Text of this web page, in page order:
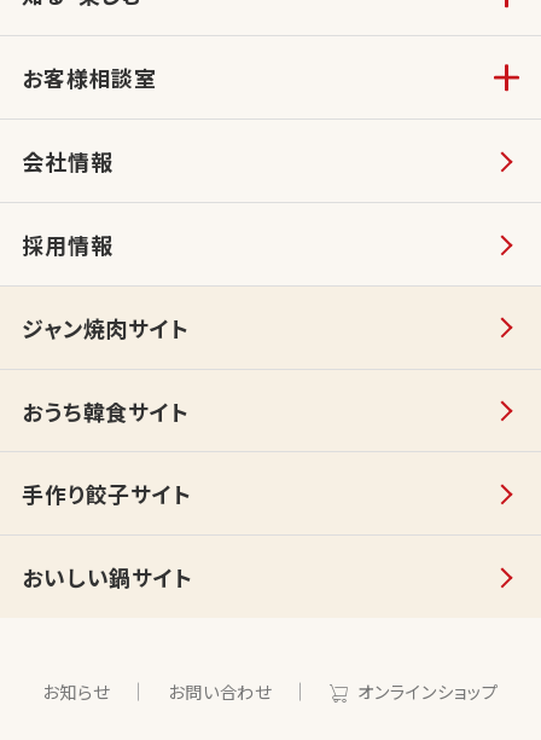
お客様相談室
会社情報
採用情報
ジャン焼肉サイト
おうち韓食サイト
手作り餃子サイト
おいしい鍋サイト
お知らせ お問い合わせ オンラインショップ